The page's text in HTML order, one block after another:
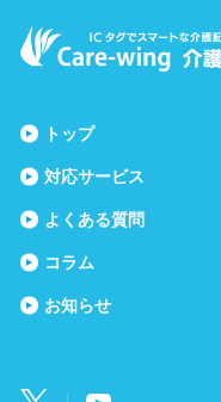
トップ
対応サービス
よくある質問
コラム
お知らせ